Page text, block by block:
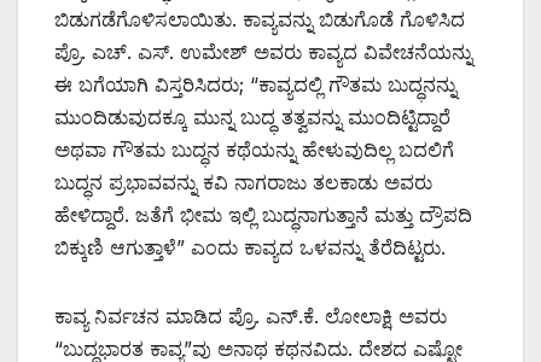
ಬಿಡುಗಡೆಗೊಳಿಸಲಾಯಿತು. ಕಾವ್ಯವನ್ನು ಬಿಡುಗೊಡೆ ಗೊಳಿಸಿದ
ಪ್ರೊ. ಎಚ್. ಎಸ್. ಉಮೇಶ್ ಅವರು ಕಾವ್ಯದ ವಿವೇಚನೆಯನ್ನು
ಈ ಬಗೆಯಾಗಿ ವಿಸ್ತರಿಸಿದರು; “ಕಾವ್ಯದಲ್ಲಿ ಗೌತಮ ಬುದ್ಧನನ್ನು
ಮುಂದಿಡುವುದಕ್ಕೂ ಮುನ್ನ ಬುದ್ಧ ತತ್ವವನ್ನು ಮುಂದಿಟ್ಟಿದ್ದಾರೆ
ಅಥವಾ ಗೌತಮ ಬುದ್ಧನ ಕಥೆಯನ್ನು ಹೇಳುವುದಿಲ್ಲ ಬದಲಿಗೆ
ಬುದ್ಧನ ಪ್ರಭಾವವನ್ನು ಕವಿ ನಾಗರಾಜು ತಲಕಾಡು ಅವರು
ಹೇಳಿದ್ದಾರೆ‌. ಜತೆಗೆ ಭೀಮ ಇಲ್ಲಿ ಬುದ್ಧನಾಗುತ್ತಾನೆ ಮತ್ತು ದ್ರೌಪದಿ
ಬಿಕ್ಕುಣಿ ಆಗುತ್ತಾಳೆ” ಎಂದು ಕಾವ್ಯದ ಒಳವನ್ನು ತೆರೆದಿಟ್ಟರು.
ಕಾವ್ಯ ನಿರ್ವಚನ ಮಾಡಿದ ಪ್ರೊ. ಎನ್.ಕೆ. ಲೋಲಾಕ್ಷಿ ಅವರು
“ಬುದ್ಧಭಾರತ ಕಾವ್ಯ”ವು ಅನಾಥ ಕಥನವಿದು. ದೇಶದ ಎಷ್ಟೋ